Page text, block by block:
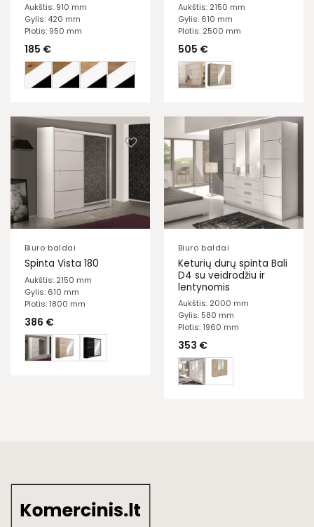
Aukštis: 910 mm
Gylis: 420 mm
Plotis: 950 mm
185 €
Aukštis: 2150 mm
Gylis: 610 mm
Plotis: 2500 mm
505 €
Biuro baldai
Spinta Vista 180
Aukštis: 2150 mm
Gylis: 610 mm
Plotis: 1800 mm
386 €
Biuro baldai
Keturių durų spinta Bali
D4 su veidrodžiu ir
lentynomis
Aukštis: 2000 mm
Gylis: 580 mm
Plotis: 1960 mm
353 €